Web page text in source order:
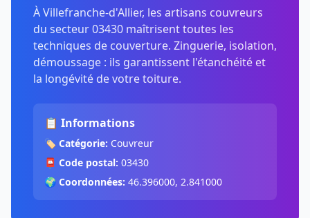
À Villefranche-d'Allier, les artisans couvreurs
du secteur 03430 maîtrisent toutes les
techniques de couverture. Zinguerie, isolation,
démoussage : ils garantissent l'étanchéité et
la longévité de votre toiture.
📋 Informations
🏷️ Catégorie: Couvreur
📮 Code postal: 03430
🌍 Coordonnées: 46.396000, 2.841000